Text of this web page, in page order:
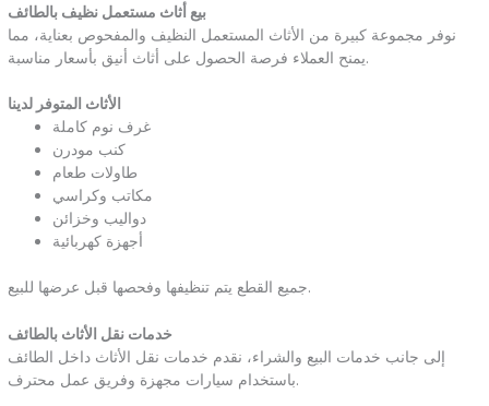
بيع أثاث مستعمل نظيف بالطائف
نوفر مجموعة كبيرة من الأثاث المستعمل النظيف والمفحوص بعناية، مما
يمنح العملاء فرصة الحصول على أثاث أنيق بأسعار مناسبة.
الأثاث المتوفر لدينا
غرف نوم كاملة
كنب مودرن
طاولات طعام
مكاتب وكراسي
دواليب وخزائن
أجهزة كهربائية
جميع القطع يتم تنظيفها وفحصها قبل عرضها للبيع.
خدمات نقل الأثاث بالطائف
إلى جانب خدمات البيع والشراء، نقدم خدمات نقل الأثاث داخل الطائف
باستخدام سيارات مجهزة وفريق عمل محترف.